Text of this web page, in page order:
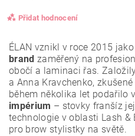
Přidat hodnocení
ÉLAN vznikl v roce 2015
brand zaměřený na
obočí a laminaci řas.
a Anna Kravchenko,
během několika let podařilo
impérium – stovky franšíz
technologie v oblasti Lash &
pro brow stylistky na světě.